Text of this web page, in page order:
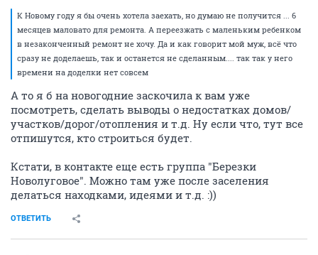
К Новому году я бы очень хотела заехать, но думаю не получится ... 6
месяцев маловато для ремонта. А переезжать с маленьким ребенком
в незаконченный ремонт не хочу. Да и как говорит мой муж, всё что
сразу не доделаешь, так и останется не сделанным.... так так у него
времени на доделки нет совсем
А то я б на новогодние заскочила к вам уже
посмотреть, сделать выводы о недостатках домов/
участков/дорог/отопления и т.д. Ну если что, тут все
отпишутся, кто строиться будет.
Кстати, в контакте еще есть группа "Березки
Новолуговое". Можно там уже после заселения
делаться находками, идеями и т.д. :))
ОТВЕТИТЬ